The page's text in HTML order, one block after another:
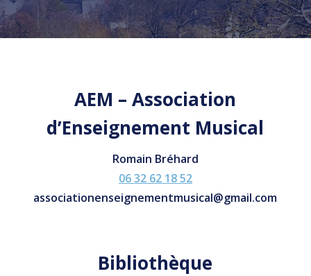
AEM – Association
d’Enseignement Musical
Romain Bréhard
06 32 62 18 52
associationenseignementmusical@gmail.com
Bibliothèque